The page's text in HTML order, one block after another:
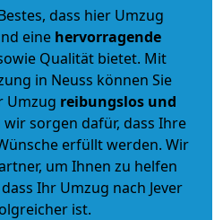
dass hier Umzug
eine hervorragende
Qualität bietet. Mit
in Neuss können Sie
Umzug reibungslos und
sorgen dafür, dass Ihre
erfüllt werden. Wir
um Ihnen zu helfen
Ihr Umzug nach Jever
ist.